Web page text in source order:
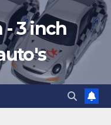
- 3 inch